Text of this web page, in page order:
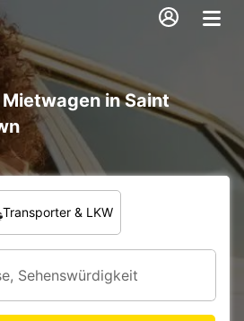
in Saint
Transporter & LKW